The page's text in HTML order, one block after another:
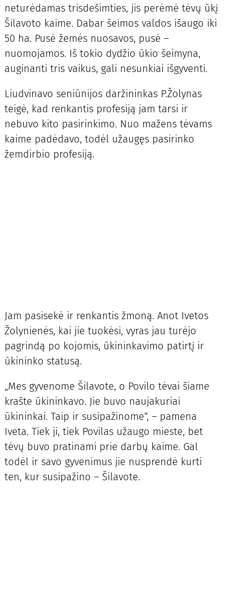
neturėdamas trisdešimties, jis perėmė tėvų ūkį
Šilavoto kaime. Dabar šeimos valdos išaugo iki
50 ha. Pusė žemės nuosavos, pusė –
nuomojamos. Iš tokio dydžio ūkio šeimyna,
auginanti tris vaikus, gali nesunkiai išgyventi.
Liudvinavo seniūnijos daržininkas P.Žolynas
teigė, kad renkantis profesiją jam tarsi ir
nebuvo kito pasirinkimo. Nuo mažens tėvams
kaime padėdavo, todėl užaugęs pasirinko
žemdirbio profesiją.
Jam pasisekė ir renkantis žmoną. Anot Ivetos
Žolynienės, kai jie tuokėsi, vyras jau turėjo
pagrindą po kojomis, ūkininkavimo patirtį ir
ūkininko statusą.
„Mes gyvenome Šilavote, o Povilo tėvai šiame
krašte ūkininkavo. Jie buvo naujakuriai
ūkininkai. Taip ir susipažinome“, – pamena
Iveta. Tiek ji, tiek Povilas užaugo mieste, bet
tėvų buvo pratinami prie darbų kaime. Gal
todėl ir savo gyvenimus jie nusprendė kurti
ten, kur susipažino – Šilavote.